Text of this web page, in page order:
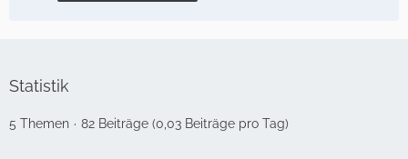
Statistik
5 Themen 82 Beiträge (0,03 Beiträge pro Tag)